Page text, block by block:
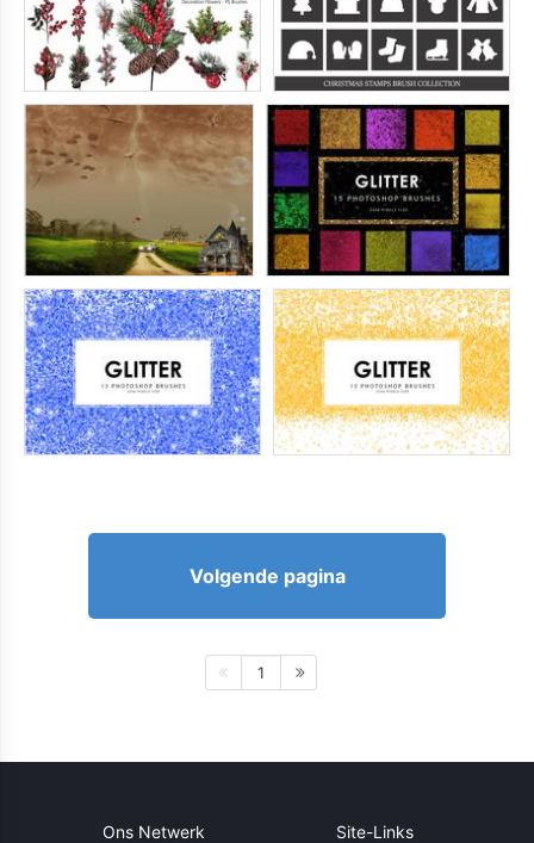
Volgende pagina
1
Ons Netwerk Site-Links